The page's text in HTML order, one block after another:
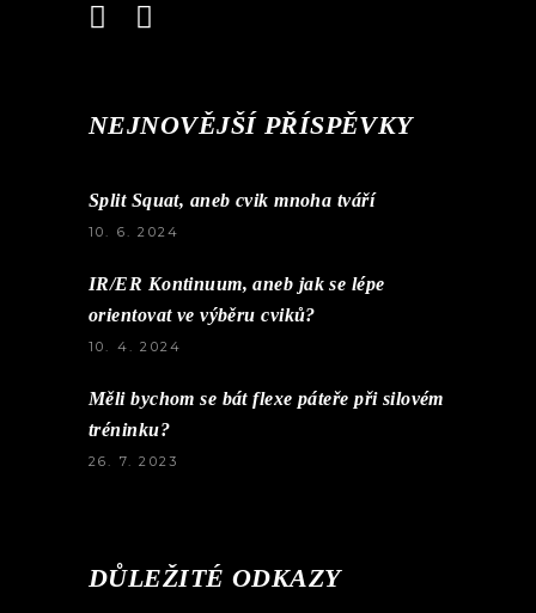
NEJNOVĚJŠÍ PŘÍSPĚVKY
Split Squat, aneb cvik mnoha tváří
10. 6. 2024
IR/ER Kontinuum, aneb jak se lépe
orientovat ve výběru cviků?
10. 4. 2024
Měli bychom se bát flexe páteře při silovém
tréninku?
26. 7. 2023
DŮLEŽITÉ ODKAZY